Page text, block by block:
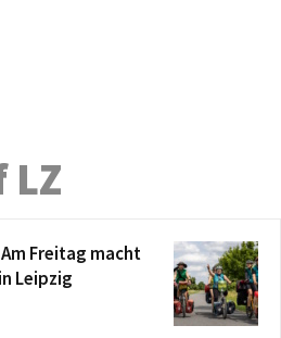
Freitag macht
Leipzig